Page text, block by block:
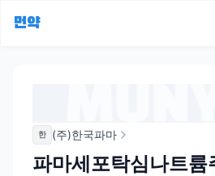
먼약
한 (주)한국파마
파마세포탁심나트륨